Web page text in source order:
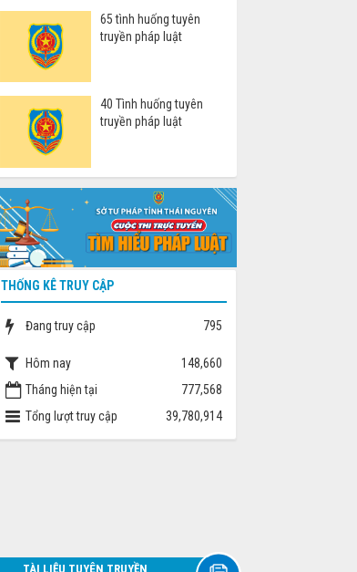
65 tình huống tuyên
truyền pháp luật
40 Tình huống tuyên
truyền pháp luật
THỐNG KÊ TRUY CẬP
Đang truy cập 795
Hôm nay
148,660
Tháng hiện tại
777,568
Tổng lượt truy cập
39,780,914
TÀI LIỆU TUYÊN TRUYỀN